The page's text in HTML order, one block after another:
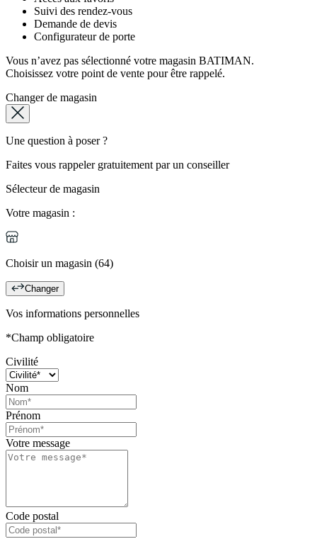
Suivi des rendez-vous
Demande de devis
Configurateur de porte
Vous n’avez pas sélectionné votre magasin BATIMAN.
Choisissez votre point de vente pour être rappelé.
Changer de magasin
Une question à poser ?
Faites vous rappeler gratuitement par un conseiller
Sélecteur de magasin
Votre magasin :
Choisir un magasin (64)
Changer
Vos informations personnelles
*Champ obligatoire
Civilité
Nom
Prénom
Votre message
Code postal